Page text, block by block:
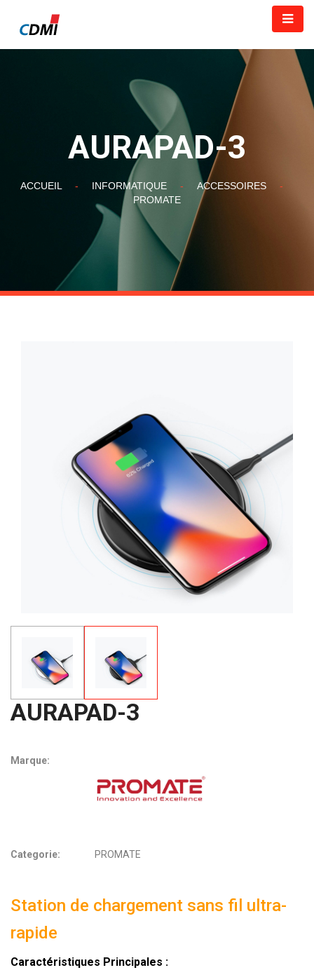
AURAPAD-3
ACCUEIL - INFORMATIQUE - ACCESSOIRES
-
PROMATE
AURAPAD-3
Marque:
Categorie: PROMATE
Station de chargement sans fil ultra-
rapide
Caractéristiques Principales :